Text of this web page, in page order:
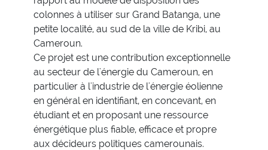
colonnes à utiliser sur Grand Batanga, une
petite localité, au sud de la ville de Kribi, au
Cameroun.
Ce projet est une contribution exceptionnelle
au secteur de l'énergie du Cameroun, en
particulier à l'industrie de l'énergie éolienne
en général en identifiant, en concevant, en
étudiant et en proposant une ressource
énergétique plus fiable, efficace et propre
aux décideurs politiques camerounais.